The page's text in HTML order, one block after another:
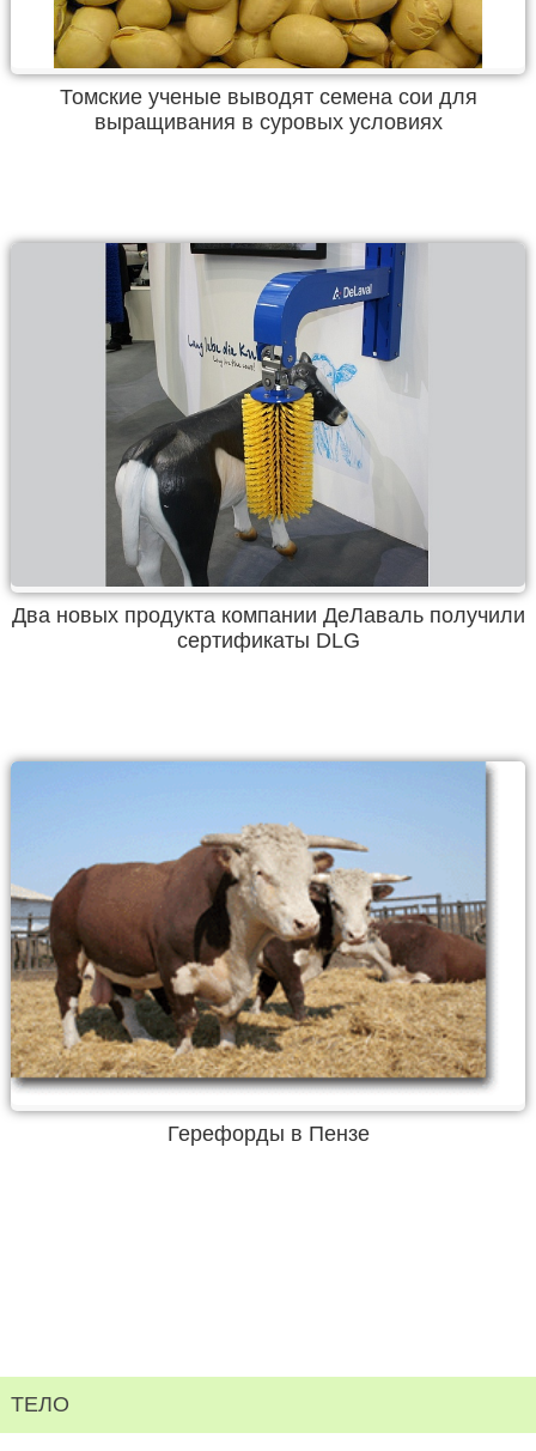
Томские ученые выводят семена сои для
выращивания в суровых условиях
Два новых продукта компании ДеЛаваль получили
сертификаты DLG
Герефорды в Пензе
ТЕЛО